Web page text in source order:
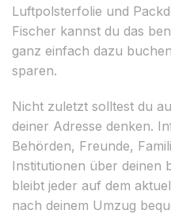
Luftpolsterfolie und
Fischer kannst du das
ganz einfach dazu
sparen.
Nicht zuletzt solltest du
deiner Adresse denken.
Behörden, Freunde,
Institutionen über deinen
bleibt jeder auf dem
nach deinem Umzug